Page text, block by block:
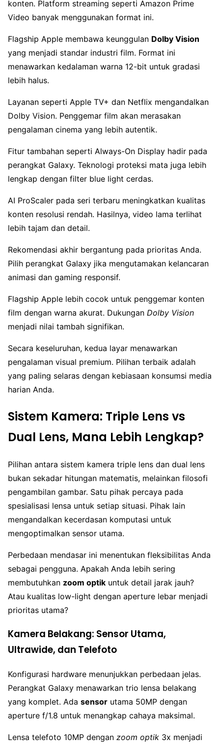
konten. Platform streaming seperti Amazon Prime
Video banyak menggunakan format ini.
Flagship Apple membawa keunggulan Dolby Vision
yang menjadi standar industri film. Format ini
menawarkan kedalaman warna 12-bit untuk gradasi
lebih halus.
Layanan seperti Apple TV+ dan Netflix mengandalkan
Dolby Vision. Penggemar film akan merasakan
pengalaman cinema yang lebih autentik.
Fitur tambahan seperti Always-On Display hadir pada
perangkat Galaxy. Teknologi proteksi mata juga lebih
lengkap dengan filter blue light cerdas.
AI ProScaler pada seri terbaru meningkatkan kualitas
konten resolusi rendah. Hasilnya, video lama terlihat
lebih tajam dan detail.
Rekomendasi akhir bergantung pada prioritas Anda.
Pilih perangkat Galaxy jika mengutamakan kelancaran
animasi dan gaming responsif.
Flagship Apple lebih cocok untuk penggemar konten
film dengan warna akurat. Dukungan Dolby Vision
menjadi nilai tambah signifikan.
Secara keseluruhan, kedua layar menawarkan
pengalaman visual premium. Pilihan terbaik adalah
yang paling selaras dengan kebiasaan konsumsi media
harian Anda.
Sistem Kamera: Triple Lens vs
Dual Lens, Mana Lebih Lengkap?
Pilihan antara sistem kamera triple lens dan dual lens
bukan sekadar hitungan matematis, melainkan filosofi
pengambilan gambar. Satu pihak percaya pada
spesialisasi lensa untuk setiap situasi. Pihak lain
mengandalkan kecerdasan komputasi untuk
mengoptimalkan sensor utama.
Perbedaan mendasar ini menentukan fleksibilitas Anda
sebagai pengguna. Apakah Anda lebih sering
membutuhkan zoom optik untuk detail jarak jauh?
Atau kualitas low-light dengan aperture lebar menjadi
prioritas utama?
Kamera Belakang: Sensor Utama,
Ultrawide, dan Telefoto
Konfigurasi hardware menunjukkan perbedaan jelas.
Perangkat Galaxy menawarkan trio lensa belakang
yang komplet. Ada sensor utama 50MP dengan
aperture f/1.8 untuk menangkap cahaya maksimal.
Lensa telefoto 10MP dengan zoom optik 3x menjadi